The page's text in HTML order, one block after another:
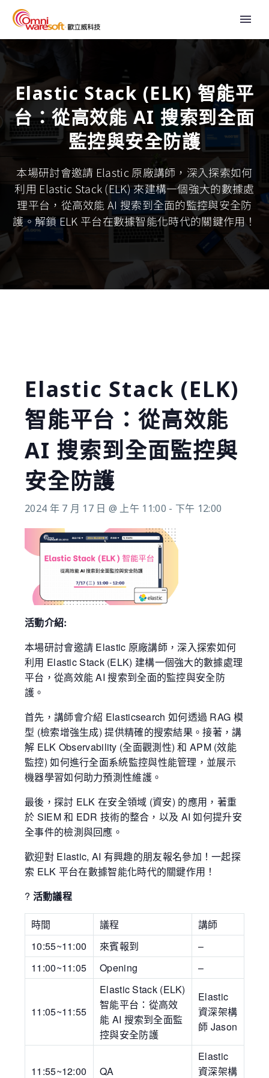
Elastic Stack (ELK) 智能平
台：從高效能 AI 搜索到全面
監控與安全防護
本場研討會邀請 Elastic 原廠講師，深入探索如何
利用 Elastic Stack (ELK) 來建構一個強大的數據處
理平台，從高效能 AI 搜索到全面的監控與安全防
護。解鎖 ELK 平台在數據智能化時代的關鍵作用！
Elastic Stack (ELK)
智能平台：從高效能
AI 搜索到全面監控與
安全防護
2024 年 7 月 17 日 @ 上午 11:00 - 下午 12:00
活動介紹:
本場研討會邀請 Elastic 原廠講師，深入探索如何
利用 Elastic Stack (ELK) 建構一個強大的數據處理
平台，從高效能 AI 搜索到全面的監控與安全防
護。
首先，講師會介紹 Elasticsearch 如何透過 RAG 模
型 (檢索增強生成) 提供精確的搜索結果。接著，講
解 ELK Observability (全面觀測性) 和 APM (效能
監控) 如何進行全面系統監控與性能管理，並展示
機器學習如何助力預測性維護。
最後，探討 ELK 在安全領域 (資安) 的應用，著重
於 SIEM 和 EDR 技術的整合，以及 AI 如何提升安
全事件的檢測與回應。
歡迎對 Elastic, AI 有興趣的朋友報名參加！一起探
索 ELK 平台在數據智能化時代的關鍵作用！
? 活動議程
時間 議程
講師
10:55~11:00
來賓報到
–
11:00~11:05
Opening –
11:05~11:55
Elastic Stack (ELK)
智能平台：從高效
能 AI 搜索到全面監
控與安全防護
Elastic
資深架構
師 Jason
11:55~12:00 QA
Elastic
資深架構